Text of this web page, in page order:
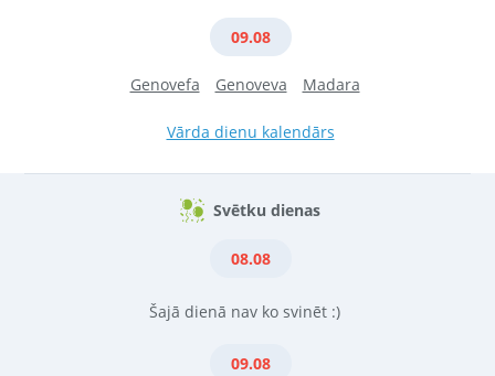
09.08
Genovefa Genoveva Madara
Vārda dienu kalendārs
Svētku dienas
08.08
Šajā dienā nav ko svinēt :)
09.08